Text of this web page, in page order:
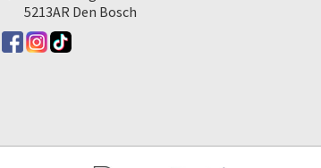
5213AR Den Bosch